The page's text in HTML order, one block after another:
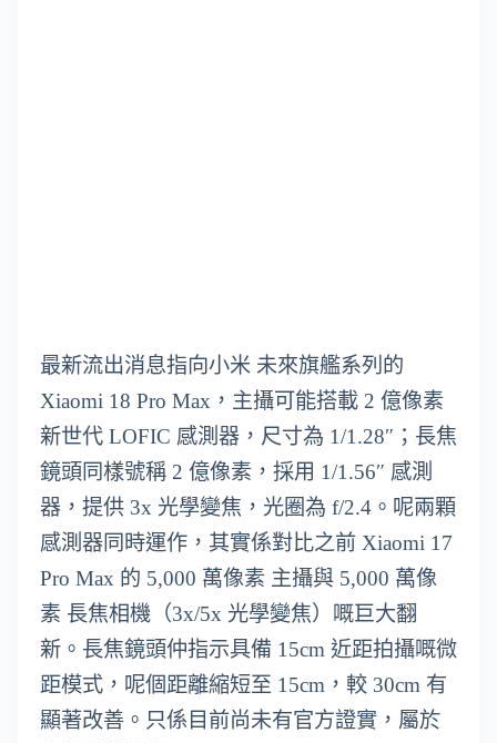
最新流出消息指向小米 未來旗艦系列的
Xiaomi 18 Pro Max，主攝可能搭載 2 億像素
新世代 LOFIC 感測器，尺寸為 1/1.28″；長焦
鏡頭同樣號稱 2 億像素，採用 1/1.56″ 感測
器，提供 3x 光學變焦，光圈為 f/2.4。呢兩顆
感測器同時運作，其實係對比之前 Xiaomi 17
Pro Max 的 5,000 萬像素 主攝與 5,000 萬像
素 長焦相機（3x/5x 光學變焦）嘅巨大翻
新。長焦鏡頭仲指示具備 15cm 近距拍攝嘅微
距模式，呢個距離縮短至 15cm，較 30cm 有
顯著改善。只係目前尚未有官方證實，屬於